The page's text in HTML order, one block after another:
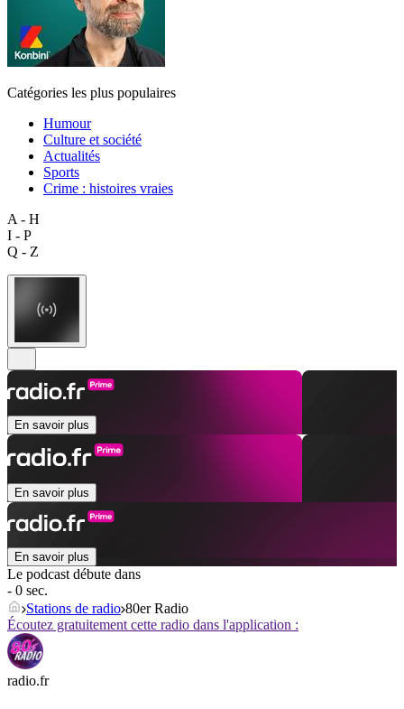
Catégories les plus populaires
Humour
Culture et société
Actualités
Sports
Crime : histoires vraies
A - H
I - P
Q - Z
En savoir plus
En savoir plus
En savoir plus
Le podcast débute dans
- 0 sec.
Stations de radio 80er Radio
Écoutez gratuitement cette radio dans l'application :
radio.fr